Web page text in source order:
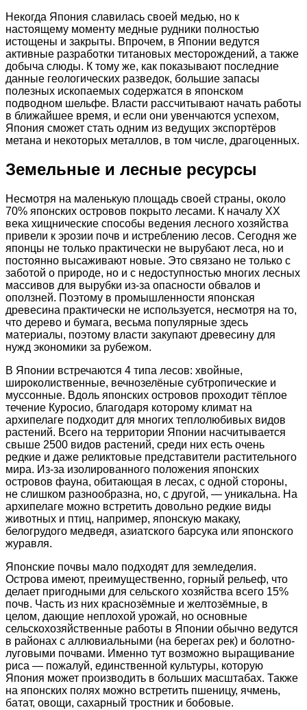
Некогда Япония славилась своей медью, но к
настоящему моменту медные рудники полностью
истощены и закрыты. Впрочем, в Японии ведутся
активные разработки титановых месторождений, а также
добыча слюды. К тому же, как показывают последние
данные геологических разведок, большие запасы
полезных ископаемых содержатся в японском
подводном шельфе. Власти рассчитывают начать работы
в ближайшее время, и если они увенчаются успехом,
Япония сможет стать одним из ведущих экспортёров
метана и некоторых металлов, в том числе, драгоценных.
Земельные и лесные ресурсы
Несмотря на маленькую площадь своей страны, около
70% японских островов покрыто лесами. К началу ХХ
века хищнические способы ведения лесного хозяйства
привели к эрозии почв и истреблению лесов. Сегодня же
японцы не только практически не вырубают леса, но и
постоянно высаживают новые. Это связано не только с
заботой о природе, но и с недоступностью многих лесных
массивов для вырубки из-за опасности обвалов и
оползней. Поэтому в промышленности японская
древесина практически не используется, несмотря на то,
что дерево и бумага, весьма популярные здесь
материалы, поэтому власти закупают древесину для
нужд экономики за рубежом.
В Японии встречаются 4 типа лесов: хвойные,
широколиственные, вечнозелёные субтропические и
муссонные. Вдоль японских островов проходит тёплое
течение Куросио, благодаря которому климат на
архипелаге подходит для многих теплолюбивых видов
растений. Всего на территории Японии насчитывается
свыше 2500 видов растений, среди них есть очень
редкие и даже реликтовые представители растительного
мира. Из-за изолированного положения японских
островов фауна, обитающая в лесах, с одной стороны,
не слишком разнообразна, но, с другой, — уникальна. На
архипелаге можно встретить довольно редкие виды
животных и птиц, например, японскую макаку,
белогрудого медведя, азиатского барсука или японского
журавля.
Японские почвы мало подходят для земледелия.
Острова имеют, преимущественно, горный рельеф, что
делает пригодными для сельского хозяйства всего 15%
почв. Часть из них краснозёмные и желтозёмные, в
целом, дающие неплохой урожай, но основные
сельскохозяйственные работы в Японии обычно ведутся
в районах с аллювиальными (на берегах рек) и болотно-
луговыми почвами. Именно тут возможно выращивание
риса — пожалуй, единственной культуры, которую
Япония может производить в больших масштабах. Также
на японских полях можно встретить пшеницу, ячмень,
батат, овощи, сахарный тростник и бобовые.